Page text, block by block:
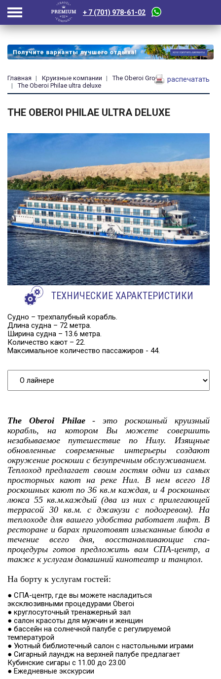
+ 7 (701) 978-61-02
Главная Круизные компании
The Oberoi Group
The Oberoi Philae ultra deluxe
распечатать
THE OBEROI PHILAE ULTRA DELUXE
ТЕХНИЧЕСКИЕ ХАРАКТЕРИСТИКИ
Судно – трехпалубный корабль.
Длина судна – 72 метра.
Ширина судна – 13.6 метра.
Количество кают – 22.
Максимальное количество пассажиров - 44.
The Oberoi Philae- это роскошный круизный
корабль, на котором Вы можете совершить
незабываемое путешествие по Нилу. Изящные
обновленные современные интерьеры создают
окружение роскоши с безупречным обслуживанием.
Теплоход предлагает своим гостям одни из самых
просторных кают на реке Нил. В нем всего 18
роскошных кают по 36 кв.м каждая, и 4 роскошных
люкса 55 кв.м.каждый (два из них с прилегающей
террасой 30 кв.м. с джакузи с подогревом). На
теплоходе для вашего удобства работает лифт. В
ресторане и барах приготовят изысканные блюда в
течение всего дня, восстанавливающие спа-
процедуры готов предложить вам СПА-центр, а
также к услугам домашний кинотеатр и танцпол.
На борту к услугам гостей:
● СПА-центр, где вы можете насладиться
эксклюзивными процедурами Oberoi
● круглосуточный тренажерный зал
● салон красоты для мужчин и женщин
● бассейн на солнечной палубе с регулируемой
температурой
● Уютный библиотечный салон с настольными играми
● Сигарный лаундж на верхней палубе предлагает
Кубинские сигары с 11.00 до 23.00
● Ежедневные экскурсии